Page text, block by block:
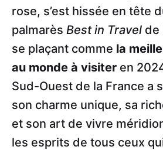
rose, s’est hissée en tête
palmarès Best in Travel de
se plaçant comme la
au monde à visiter en
Sud-Ouest de la France a
son charme unique, sa
et son art de vivre
les esprits de tous ceux